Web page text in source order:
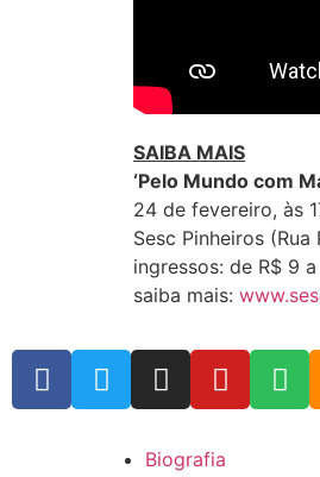
SAIBA MAIS
‘Pelo Mundo com
24 de fevereiro, às
Sesc Pinheiros (Rua
ingressos: de R$ 9
saiba mais:
Biografia